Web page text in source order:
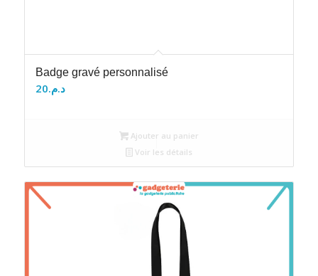
Badge gravé personnalisé
د.م.20
Ajouter au panier
Voir les détails